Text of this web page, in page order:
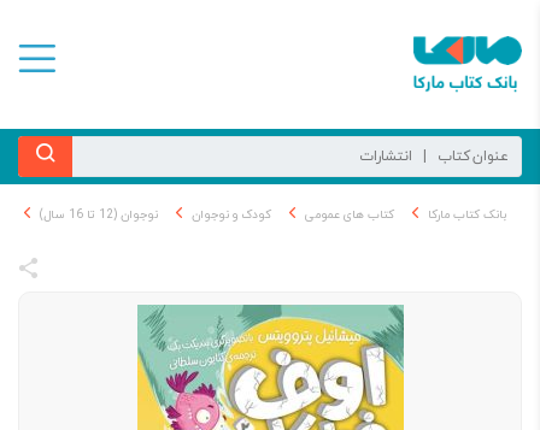
بانک کتاب مارکا کتاب های عمومی کودک و نوجوان نوجوان (12 تا 16 سال)